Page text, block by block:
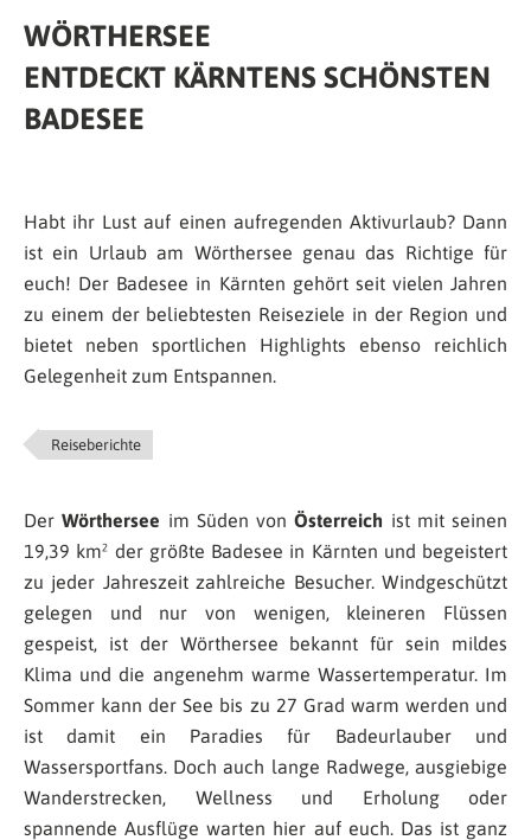
WÖRTHERSEE
ENTDECKT KÄRNTENS SCHÖNSTEN
BADESEE
Habt ihr Lust auf einen aufregenden Aktivurlaub? Dann
ist ein Urlaub am Wörthersee genau das Richtige für
euch! Der Badesee in Kärnten gehört seit vielen Jahren
zu einem der beliebtesten Reiseziele in der Region und
bietet neben sportlichen Highlights ebenso reichlich
Gelegenheit zum Entspannen.
Reiseberichte
DerWörthersee im Süden vonÖsterreich ist mit seinen
19,39 km² der größte Badesee in Kärnten und begeistert
zu jeder Jahreszeit zahlreiche Besucher. Windgeschützt
gelegen und nur von wenigen, kleineren Flüssen
gespeist, ist der Wörthersee bekannt für sein mildes
Klima und die angenehm warme Wassertemperatur. Im
Sommer kann der See bis zu 27 Grad warm werden und
ist damit ein Paradies für Badeurlauber und
Wassersportfans. Doch auch lange Radwege, ausgiebige
Wanderstrecken, Wellness und Erholung oder
spannende Ausflüge warten hier auf euch. Das ist ganz